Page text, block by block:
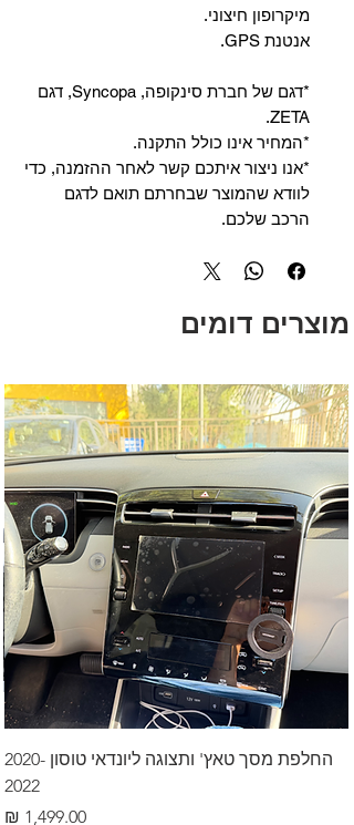
מיקרופון חיצוני.
אנטנת GPS.
*דגם של חברת סינקופה, Syncopa, דגם
ZETA.
*המחיר אינו כולל התקנה.
*אנו ניצור איתכם קשר לאחר ההזמנה, כדי
לוודא שהמוצר שבחרתם תואם לדגם
הרכב שלכם.
מוצרים דומים
החלפת מסך טאץ' ותצוגה ליונדאי טוסון 2020-
2022
מחיר